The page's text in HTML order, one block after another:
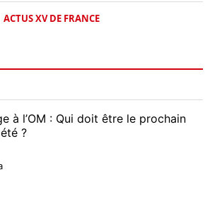
ACTUS XV DE FRANCE
à l’OM : Qui doit être le prochain
?